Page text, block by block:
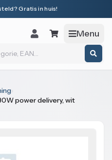
Gratis in huis!
Menu
›
power delivery, wit